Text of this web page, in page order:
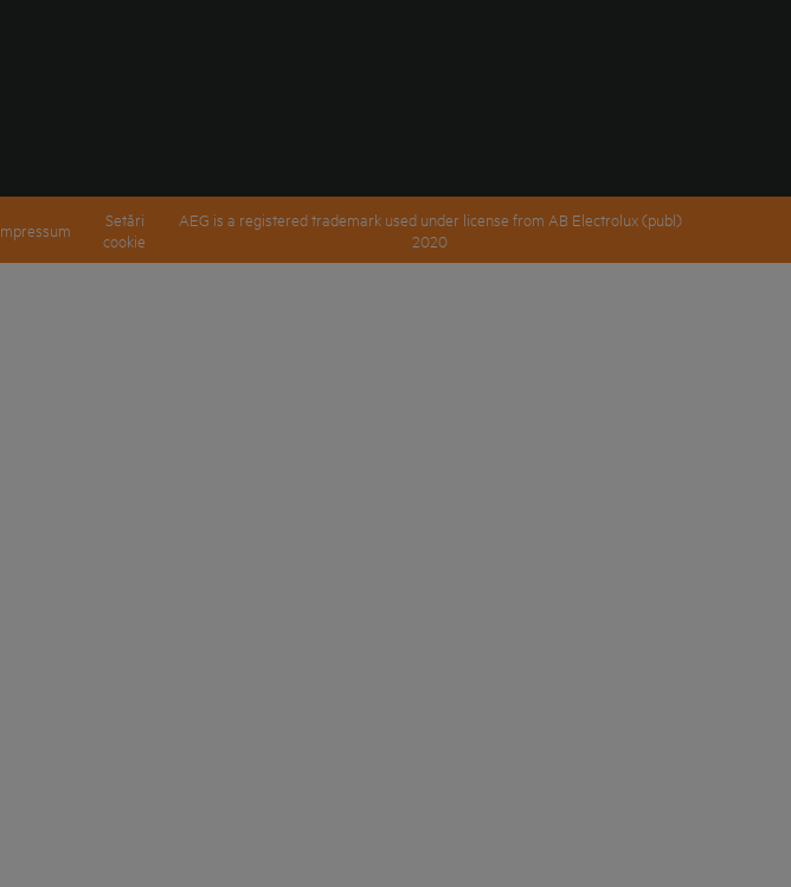
Setări
cookie
AEG is a registered trademark used under license from AB Electrolux (publ)
2020